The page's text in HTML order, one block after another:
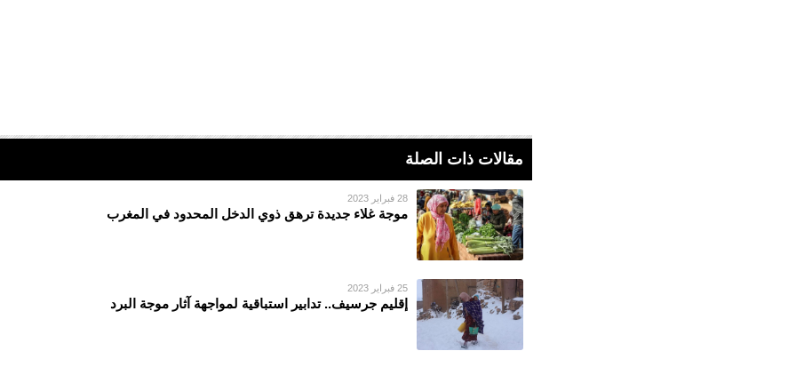
مقالات ذات الصلة
28 فبراير 2023
موجة غلاء جديدة ترهق ذوي الدخل المحدود في المغرب
25 فبراير 2023
إقليم جرسيف.. تدابير استباقية لمواجهة آثار موجة البرد